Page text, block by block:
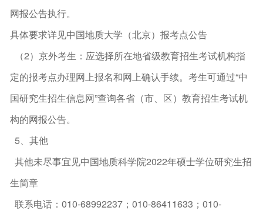
网报公告执行。
具体要求详见中国地质大学（北京）报考点公告
（2）京外考生：应选择所在地省级教育招生考试机构指
定的报考点办理网上报名和网上确认手续。考生可通过“中
国研究生招生信息网”查询各省（市、区）教育招生考试机
构的网报公告。
5、其他
其他未尽事宜见中国地质科学院2022年硕士学位研究生招
生简章
联系电话：010-68992237；010-86411633；010-